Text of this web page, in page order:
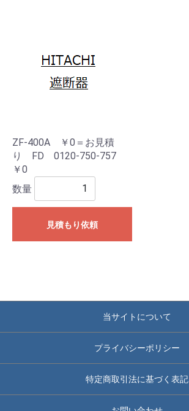
ZF-400A ￥0＝お見積
り FD 0120-750-757
￥0
数量
見積もり依頼
当サイトについて
プライバシーポリシー
特定商取引法に基づく表記